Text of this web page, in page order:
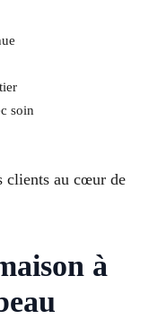
soin
clients au cœur de
à